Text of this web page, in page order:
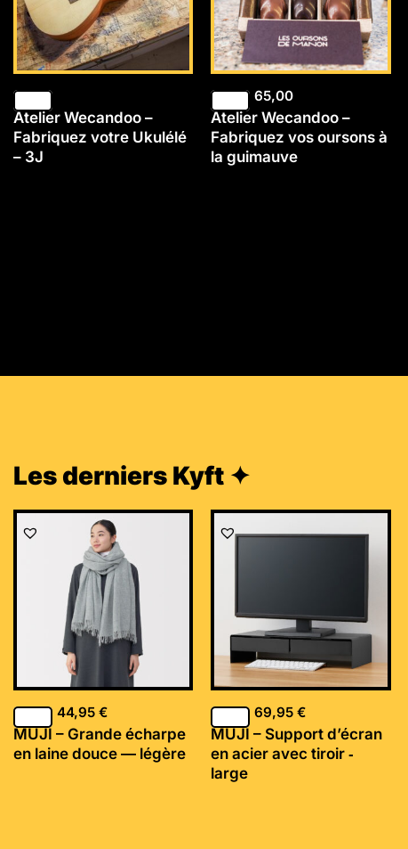
Atelier Wecandoo –
Fabriquez votre Ukulélé
– 3J
65,00
Atelier Wecandoo –
Fabriquez vos oursons à
la guimauve
Les derniers Kyft ✦
44,95 €
MUJI – Grande écharpe
en laine douce — légère
69,95€
MUJI – Support d’écran
en acier avec tiroir ‐
large